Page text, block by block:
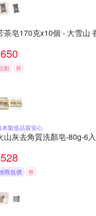
茶皂170克x10個 - 大雪山
650
動 券
本製造品質安心
山灰去角質洗顏皂-80g-6入
528
戰低價 券